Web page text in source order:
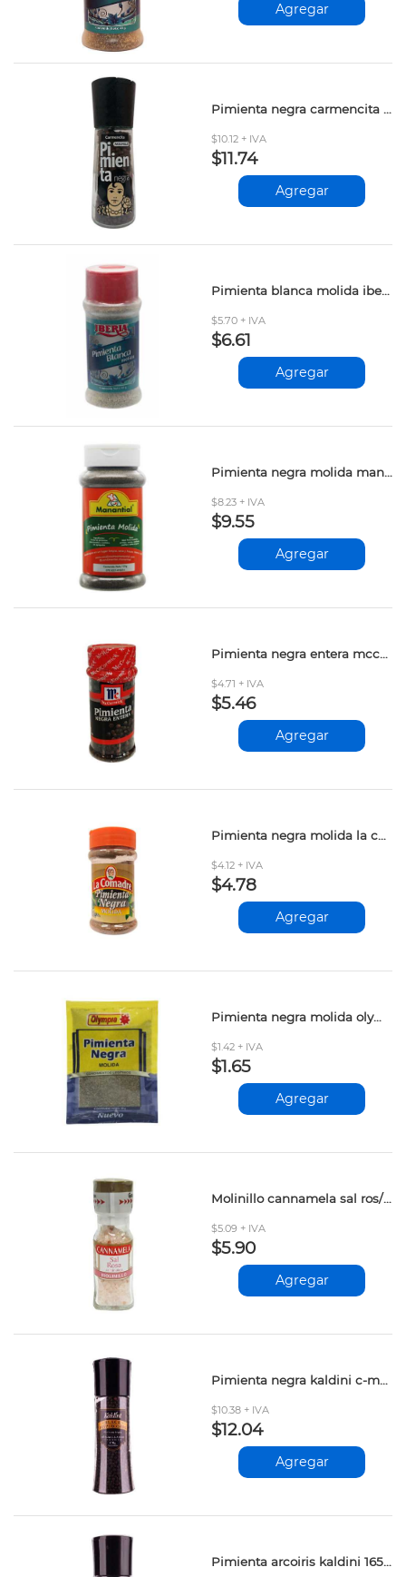
Agregar
Pimienta negra carmencita molinillo 47gr
$10.12 + IVA
$11.74
Agregar
Pimienta blanca molida iberia 65gr
$5.70 + IVA
$6.61
Agregar
Pimienta negra molida manantial 125gr
$8.23 + IVA
$9.55
Agregar
Pimienta negra entera mccormick 68gr
$4.71 + IVA
$5.46
Agregar
Pimienta negra molida la comadre 42gr
$4.12 + IVA
$4.78
Agregar
Pimienta negra molida olympia sob.20gr
$1.42 + IVA
$1.65
Agregar
Molinillo cannamela sal ros/himalaya
$5.09 + IVA
$5.90
Agregar
Pimienta negra kaldini c-molinero 170gr
$10.38 + IVA
$12.04
Agregar
Pimienta arcoiris kaldini 165gr